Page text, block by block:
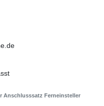
Anschlusssatz Ferneinsteller